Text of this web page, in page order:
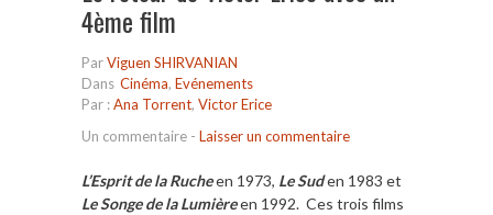
4ème film
ParViguen SHIRVANIAN
Dans Cinéma, Evénements
Par :Ana Torrent, Victor Erice
Un commentaire - Laisser un commentaire
L’Esprit de la Rucheen 1973, Le Suden 1983 et
Le Songe de la Lumièreen 1992. Ces trois films